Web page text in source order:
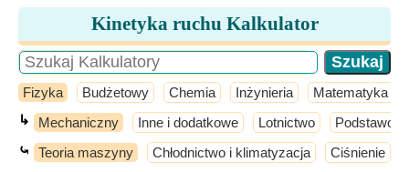
Kinetyka ruchu Kalkulator
Fizyka Budżetowy Chemia Inżynieria Matematyka
↳ Mechaniczny Inne i dodatkowe Lotnictwo
⤿ Teoria maszyny Chłodnictwo i klimatyzacja Ciśnienie